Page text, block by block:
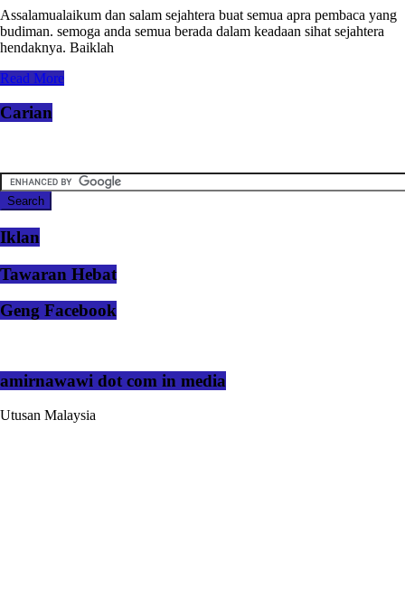
Assalamualaikum dan salam sejahtera buat semua apra pembaca yang
budiman. semoga anda semua berada dalam keadaan sihat sejahtera
hendaknya. Baiklah
Read More
Carian
Iklan
Tawaran Hebat
Geng Facebook
amirnawawi dot com in media
Utusan Malaysia